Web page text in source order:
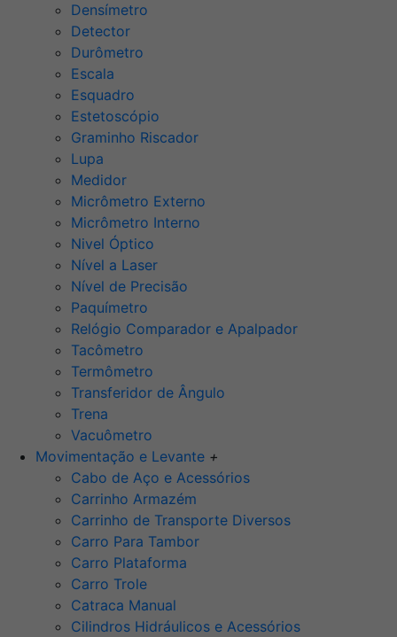
Densímetro
Detector
Durômetro
Escala
Esquadro
Estetoscópio
Graminho Riscador
Lupa
Medidor
Micrômetro Externo
Micrômetro Interno
Nivel Óptico
Nível a Laser
Nível de Precisão
Paquímetro
Relógio Comparador e Apalpador
Tacômetro
Termômetro
Transferidor de Ângulo
Trena
Vacuômetro
Movimentação e Levante +
Cabo de Aço e Acessórios
Carrinho Armazém
Carrinho de Transporte Diversos
Carro Para Tambor
Carro Plataforma
Carro Trole
Catraca Manual
Cilindros Hidráulicos e Acessórios